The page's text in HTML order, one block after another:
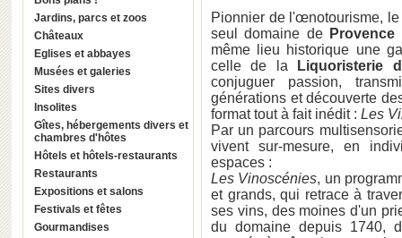
Jardins, parcs et zoos
Châteaux
Eglises et abbayes
Musées et galeries
Sites divers
Insolites
Gîtes, hébergements divers et
chambres d'hôtes
Hôtels et hôtels-restaurants
Restaurants
Expositions et salons
Festivals et fêtes
Gourmandises
Pionnier de l'œnotourisme,
seul domaine de Provence
même lieu historique une
celle de la
Liquoristerie
conjuguer passion,
générations et découverte
format tout à fait inédit : Les
Par un parcours
vivent sur-mesure, en
espaces :
Les Vinoscénies, un
et grands, qui retrace à
ses vins, des moines d'un
du domaine depuis 1740,